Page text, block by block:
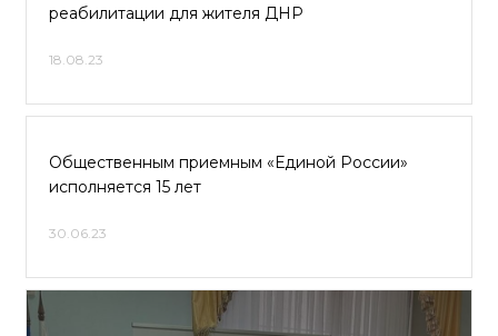
реабилитации для жителя ДНР
18.08.23
Общественным приемным «Единой России»
исполняется 15 лет
30.06.23